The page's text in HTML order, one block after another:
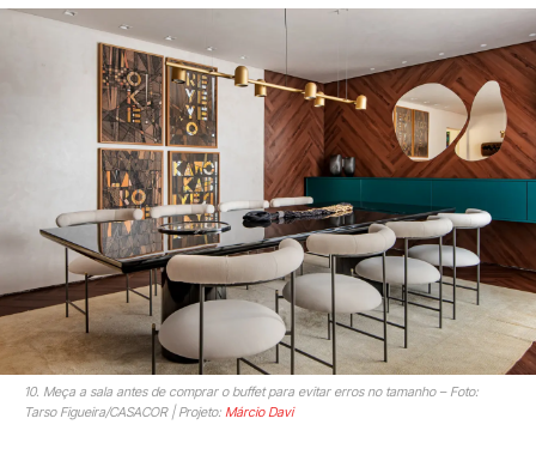
10. Meça a sala antes de comprar o buffet para evitar erros no tamanho – Foto:
Tarso Figueira/CASACOR | Projeto: Márcio Davi